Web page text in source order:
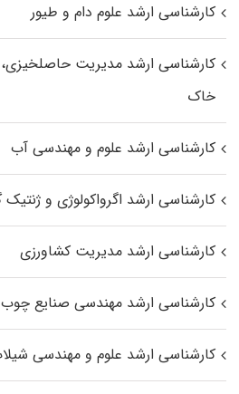
کارشناسی ارشد علوم دام و طیور
کارشناسی ارشد مدیریت
خاک
کارشناسی ارشد علوم و مهندسی آب
کارشناسی ارشد اگرواکولوژی و
کارشناسی ارشد مدیریت کشاورزی
کارشناسی ارشد مهندسی صنایع چوب
کارشناسی ارشد علوم و مهندسی